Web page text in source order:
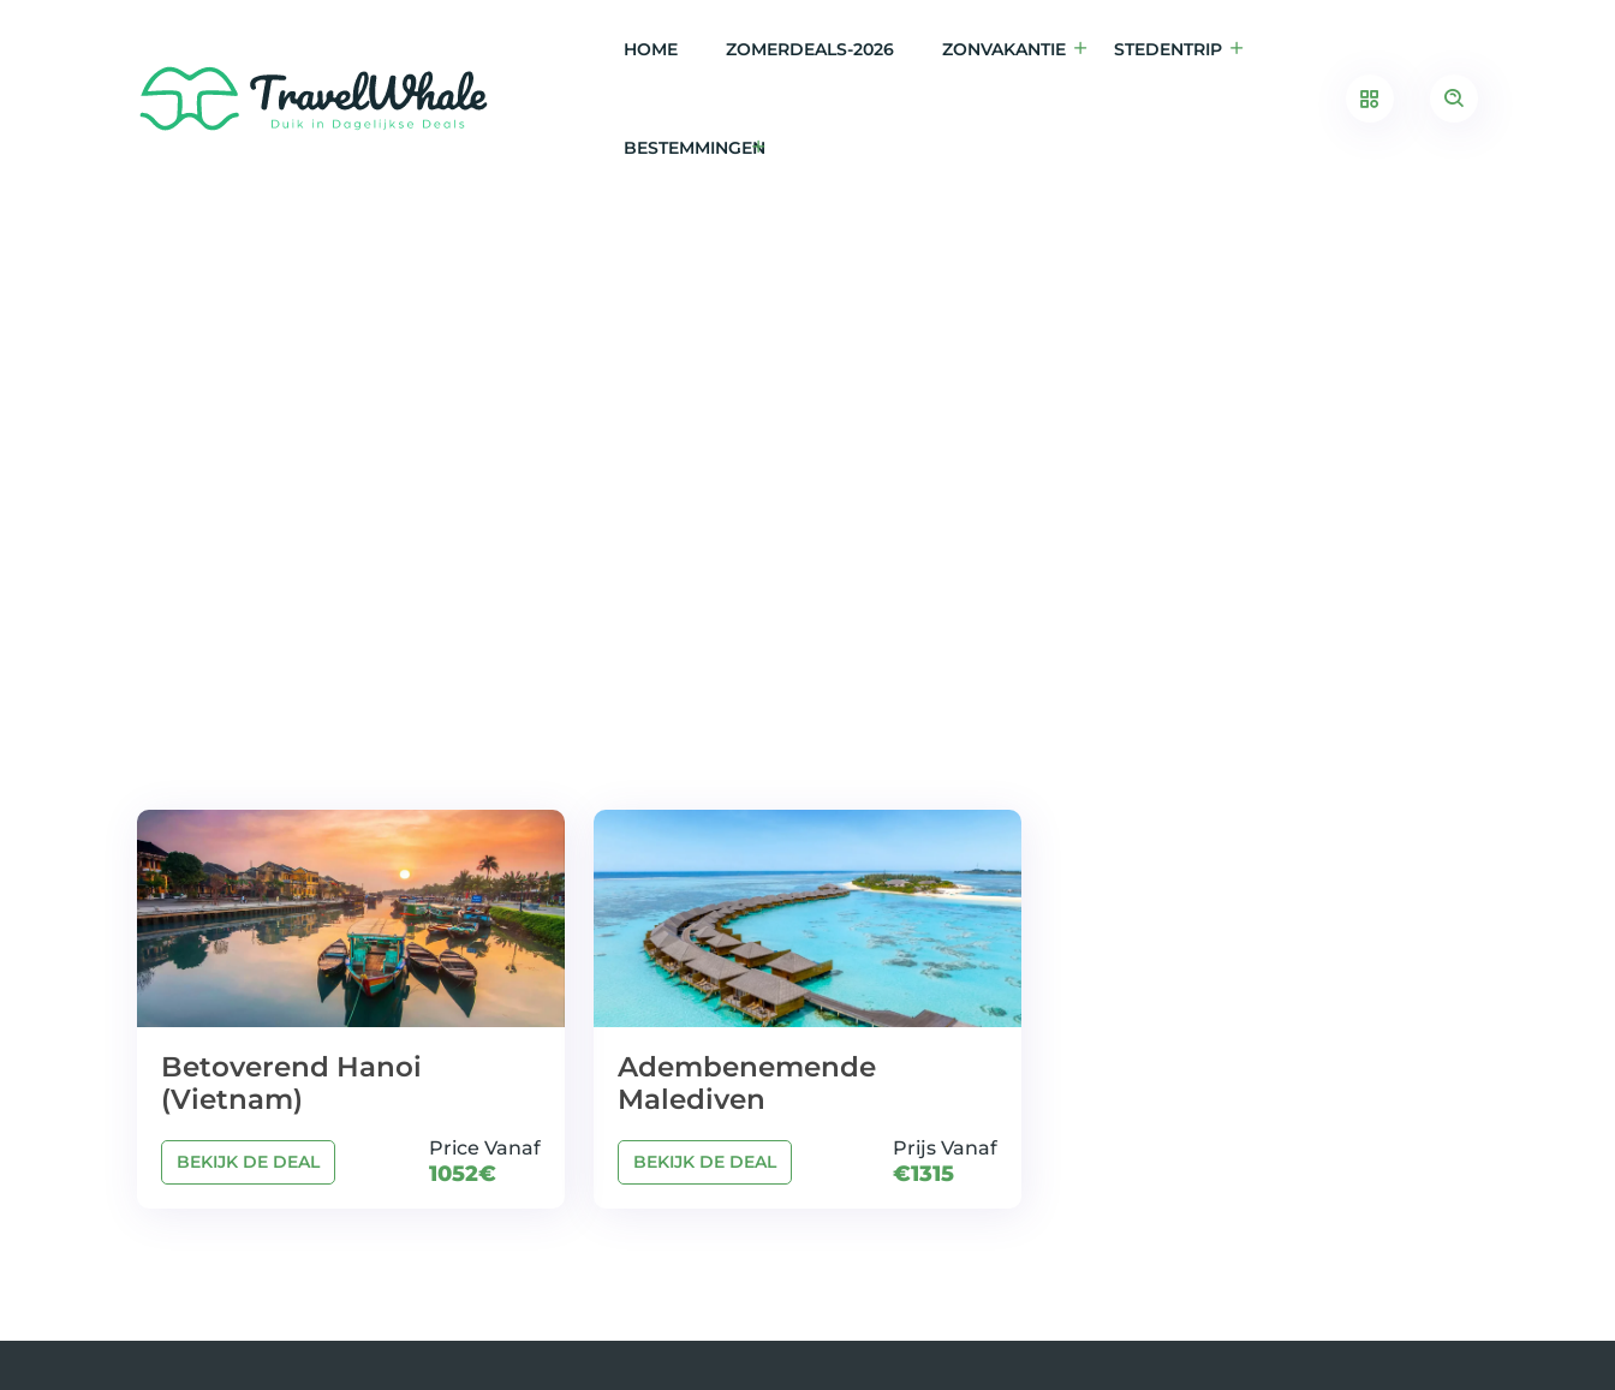
HOME ZOMERDEALS-2026 ZONVAKANTIE STEDENTRIP
BESTEMMINGEN
Betoverend Hanoi
(Vietnam)
BEKIJK DE DEAL
Price Vanaf
1052€
Adembenemende
Malediven
BEKIJK DE DEAL
Prijs Vanaf
€1315